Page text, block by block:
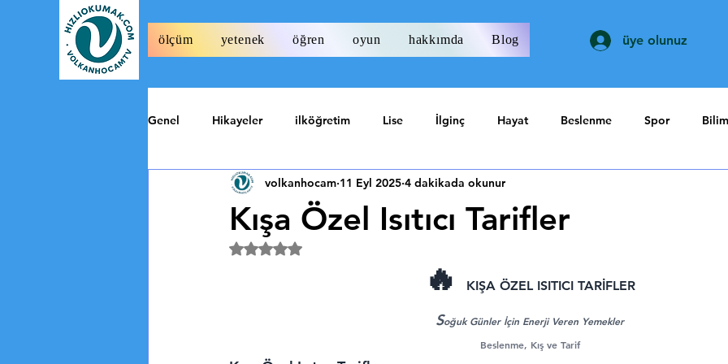
ölçüm yetenek öğren oyun hakkımda Blog üye olunuz
Genel Hikayeler ilköğretim Lise İlginç Hayat Beslenme Spor Bilim
Özel
Kışa Özel Isıtıcı Tarifler
volkanhocam 11 Eyl 2025 4 dakikada okunur
5 üzerinden NaN yıldız
🔥 KIŞA ÖZEL ISITICI TARİFLER
Soğuk Günler İçin Enerji Veren Yemekler
Beslenme, Kış ve Tarif